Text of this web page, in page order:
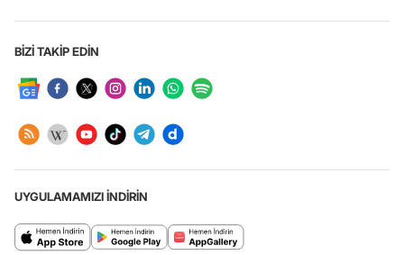
BİZİ TAKİP EDİN
UYGULAMAMIZI İNDİRİN